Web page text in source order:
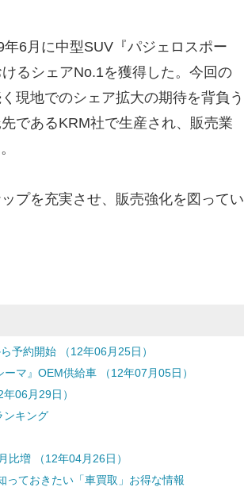
6月に中型SUV『パジェロスポー
るシェアNo.1を獲得した。今回の
現地でのシェア拡大の期待を背負う
であるKRM社で生産され、販売業
プを充実させ、販売強化を図ってい
予約開始 （12年06月25日）
マ』OEM供給車 （12年07月05日）
06月29日）
ンキング
比増 （12年04月26日）
っておきたい「車買取」お得な情報